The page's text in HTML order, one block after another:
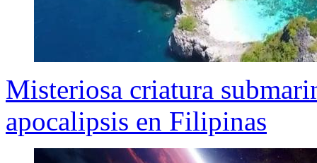
Misteriosa criatura
apocalipsis en Filipinas